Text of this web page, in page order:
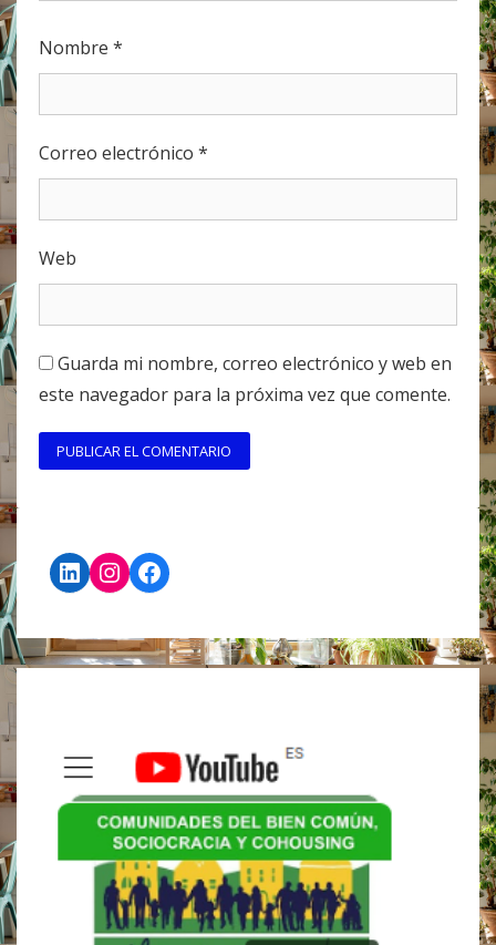
Nombre *
Correo electrónico *
Web
Guarda mi nombre, correo electrónico y web en
este navegador para la próxima vez que comente.
LinkedIn
Instagram
Facebook